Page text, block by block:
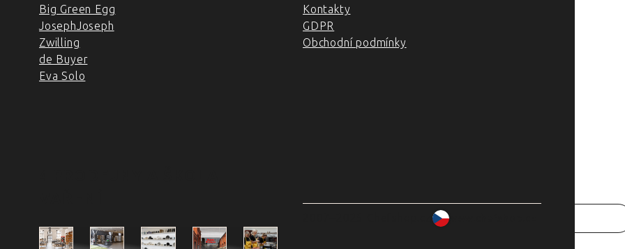
Big Green Egg
JosephJoseph
Zwilling
de Buyer
Eva Solo
Kontakty
GDPR
Obchodní podmínky
www.chefshop.cz